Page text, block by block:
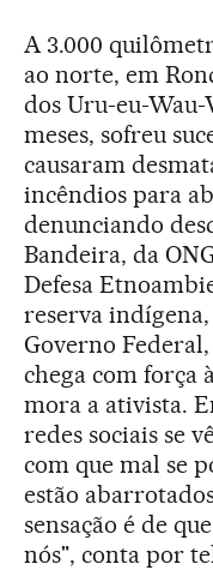
A 3.000
ao norte, em
dos Uru-eu-
meses, sofreu
causaram
incêndios para
denunciando
Bandeira, da
Defesa
reserva
Governo
chega com força
mora a ativista.
redes sociais se
com que mal se
estão
sensação é de
nós", conta por